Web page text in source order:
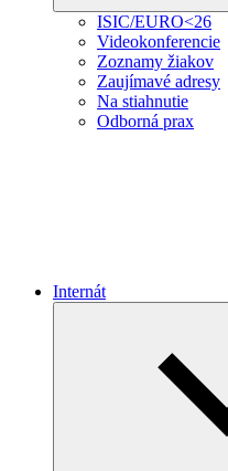
ISIC/EURO<26
Videokonferencie
Zoznamy žiakov
Zaujímavé adresy
Na stiahnutie
Odborná prax
Internát